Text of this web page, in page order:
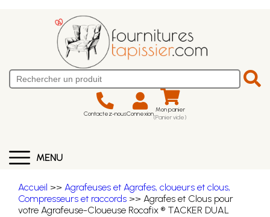
Contactez-nousConnexion Mon panier
(Panier vide)
MENU
Accueil >> Agrafeuses et Agrafes, cloueurs et clous,
Compresseurs et raccords >> Agrafes et Clous pour
votre Agrafeuse-Cloueuse Rocafix ® TACKER DUAL